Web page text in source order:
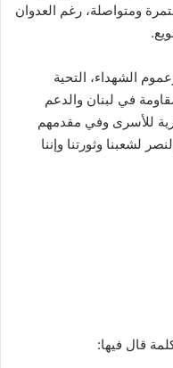
ومتواصلة، رغم العدوان
الشهداء، التحية
في لبنان والدعم
للأسرى وفي مقدمهم
لشعبنا وثورتنا وإننا
قال فيها: